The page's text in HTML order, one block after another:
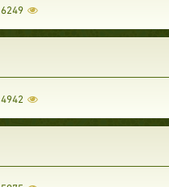
6249
4942